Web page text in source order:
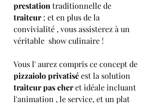
prestation traditionnelle de
traiteur ; et en plus de la
convivialité , vous assisterez à un
véritable  show culinaire !
Vous l' aurez compris ce concept de
pizzaiolo privatisé est la solution
traiteur pas cher et idéaleincluant
l'animation , le service, et un plat